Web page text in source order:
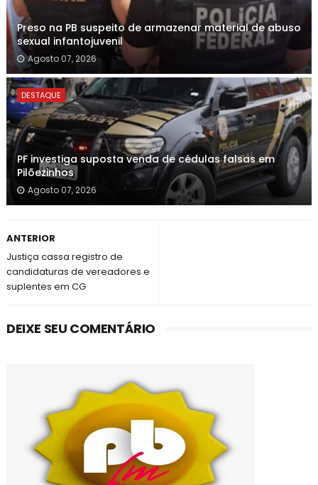
Preso na PB suspeito de armazenar material de abuso
sexual infantojuvenil
Agosto 07, 2026
DESTAQUE
PF investiga suposta venda de cédulas falsas em
Pilõezinhos
Agosto 07, 2026
ANTERIOR
Justiça cassa registro de
candidaturas de vereadores e
suplentes em CG
DEIXE SEU COMENTÁRIO